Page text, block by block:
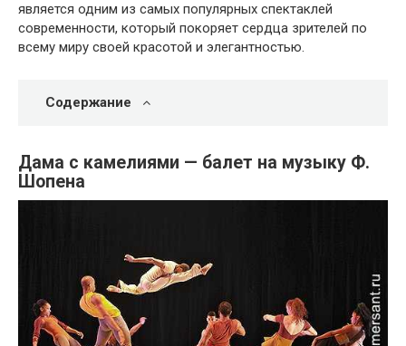
является одним из самых популярных спектаклей
современности, который покоряет сердца зрителей по
всему миру своей красотой и элегантностью.
Содержание
Дама с камелиями — балет на музыку Ф.
Шопена